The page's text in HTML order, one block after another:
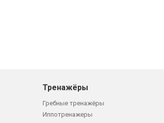
Тренажёры
Гребные тренажёры
Иппотренажеры